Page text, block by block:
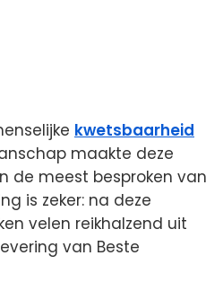
kwetsbaarheid
maakte deze
de meest besproken van
is zeker: na deze
velen reikhalzend uit
van Beste